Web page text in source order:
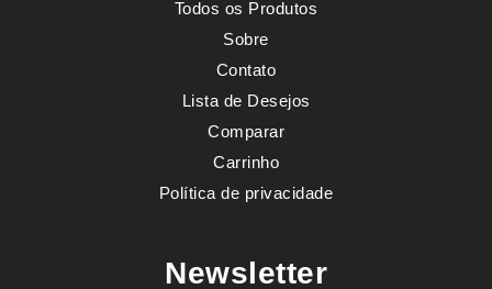
Todos os Produtos
Sobre
Contato
Lista de Desejos
Comparar
Carrinho
Política de privacidade
Newsletter